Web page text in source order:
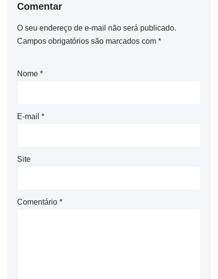
Comentar
O seu endereço de e-mail não será publicado.
Campos obrigatórios são marcados com *
Nome *
E-mail *
Site
Comentário *